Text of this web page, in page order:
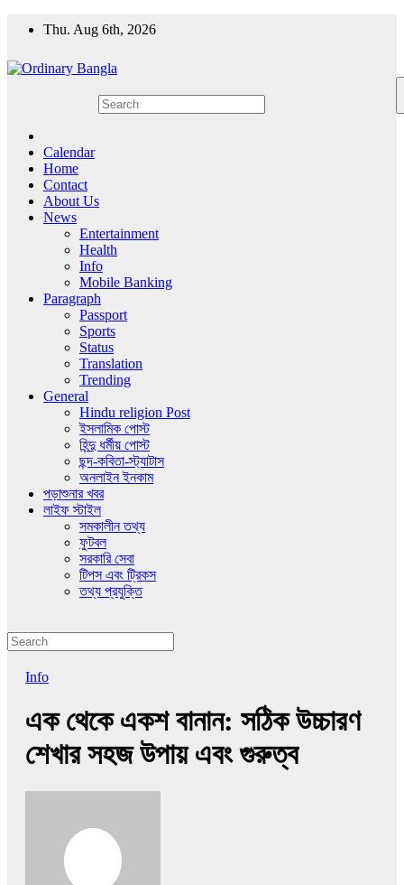
Thu. Aug 6th, 2026
Ordinary Bangla
Ordinary Bangla news
Calendar
Home
Contact
About Us
News
Entertainment
Health
Info
Mobile Banking
Paragraph
Passport
Sports
Status
Translation
Trending
General
Hindu religion Post
ইসলামিক পোস্ট
হিন্দু ধর্মীয় পোস্ট
ছন্দ-কবিতা-স্ট্যাটাস
অনলাইন ইনকাম
পড়াশুনার খবর
লাইফ স্টাইল
সমকালীন তথ্য
ফুটবল
সরকারি সেবা
টিপস এবং ট্রিকস
তথ্য প্রযুক্তি
Info
এক থেকে একশ বানান: সঠিক উচ্চারণ
শেখার সহজ উপায় এবং গুরুত্ব